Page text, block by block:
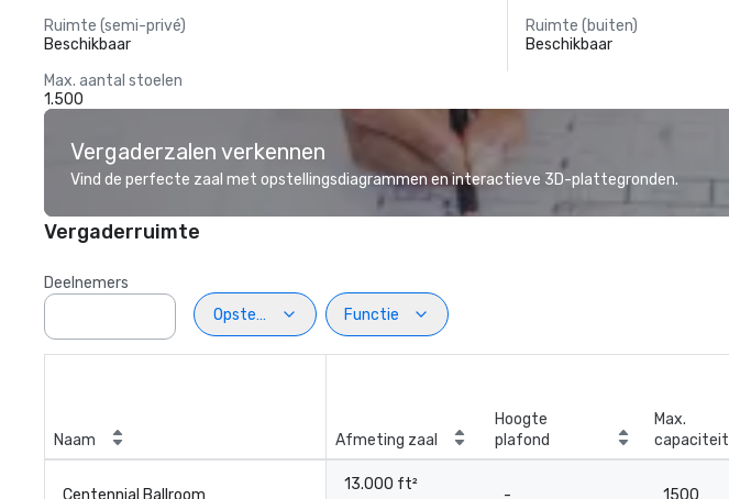
Ruimte (semi-privé)
Beschikbaar
Ruimte (buiten)
Beschikbaar
Max. aantal stoelen
1.500
Vergaderzalen verkennen
Vind de perfecte zaal met opstellingsdiagrammen en interactieve 3D-plattegronden.
Vergaderruimte
Deelnemers
Opstelling
Functie
Naam Afmeting zaal
Hoogte
plafond
Max.
capaciteit
Centennial Ballroom
13.000 ft²
- 1500